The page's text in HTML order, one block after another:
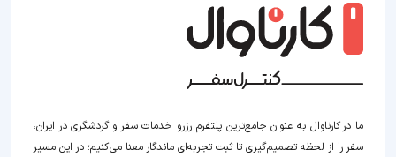
ما در کارناوال به عنوان جامع‌ترین پلتفرم رزرو خدمات سفر و گردشگری در ایران،
سفر را از لحظه‌ تصمیم‌گیری تا ثبت تجربه‌ای ماندگار معنا می‌کنیم؛ در این مسیر‍